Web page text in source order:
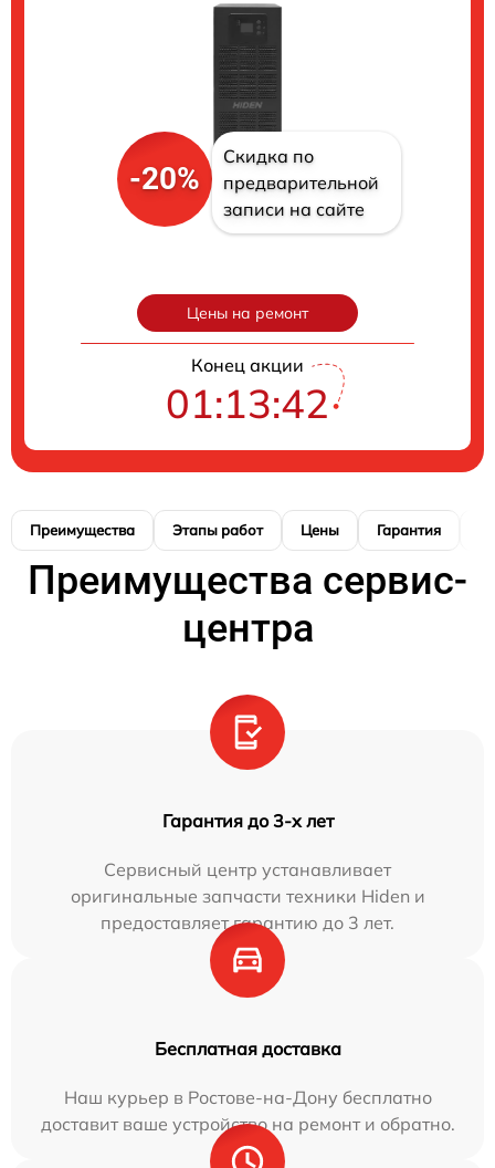
-20%
Скидка по
предварительной
записи на сайте
Цены на ремонт
Конец акции
01:13:40
Преимущества Этапы работ Цены Гарантия
Преимущества сервис-
центра
Гарантия до 3-х лет
Сервисный центр устанавливает
оригинальные запчасти техники Hiden и
предоставляет гарантию до 3 лет.
Бесплатная доставка
Наш курьер в Ростове-на-Дону бесплатно
доставит ваше устройство на ремонт и обратно.